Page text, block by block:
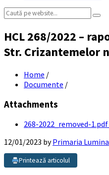
Search:
HCL 268/2022 –
Str. Crizantemelor
Home /
Documente /
Attachments
268-2022_removed-1.pdf
12/01/2023 byPrimaria Lumina
Printează articolul